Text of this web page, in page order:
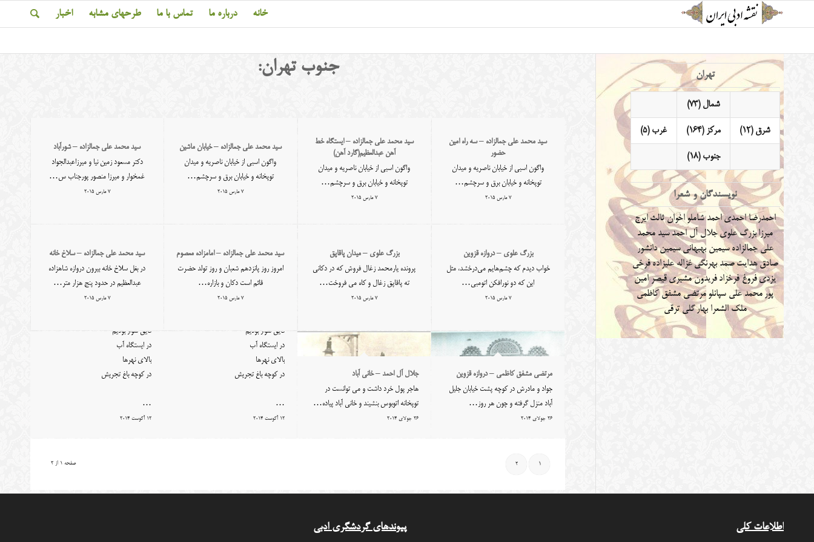
خانه درباره ما تماس با ما طرحهای مشابه اخبار
جنوب تهران:
سید محمد علی جمالزاده – شورآباد
دکتر مسعود زمین نیا و میرزاعبدالجواد
غمخوار و میرزا منصور پورجناب س…
7 مارس 2015
سید محمد علی جمالزاده – خیابان ماشین
واگون اسبی از خیابان ناصریه و میدان
توپخانه و خیابان برق و سرچشم…
7 مارس 2015
سید محمد علی جمالزاده – ایستگاه خط
آهن عبدالعظیم(گارد آهن)
واگون اسبی از خیابان ناصریه و میدان
توپخانه و خیابان برق و سرچشم…
7 مارس 2015
سید محمد علی جمالزاده – سه راه امین
حضور
واگون اسبی از خیابان ناصریه و میدان
توپخانه و خیابان برق و سرچشم…
7 مارس 2015
سید محمد علی جمالزاده – سلاخ خانه
در بغل سلاخ خانه بیرون دروازه شاهزاده
عبدالعظیم در حدود پنج هزار متر…
7 مارس 2015
سید محمد علی جمالزاده – امامزاده معصوم
امروز روز پانزدهم شعبان و روز تولد حضرت
قائم است دکان و بازاره…
7 مارس 2015
بزرگ علوی – میدان پاقاپق
پرونده یارمحمد زغال فروش که در دکانی
ته پاقاپق زغال و کاه می فروخت…
7 مارس 2015
بزرگ علوی – دروازه قزوین
خواب دیدم که چشم‌هایم می‌درخشد، مثل
این که دو نورافکن اتومبی…
7 مارس 2015
قایق سوار بودیم
در ایستگاه آب
بالای نهرها
در کوچه باغ تجریش
…
12 آگوست 2014
قایق سوار بودیم
در ایستگاه آب
بالای نهرها
در کوچه باغ تجریش
…
12 آگوست 2014
جلال آل احمد – خانی آباد
هاجر پول خرد داشت و می توانست در
توپخانه اتوبوس بنشیند و خانی آباد پیاده…
26 جولای 2014
مرتضی مشفق کاظمی – دروازه قزوین
جواد و مادرش در کوچه پشت خیابان جلیل
آباد منزل گرفته و چون هر روز…
26 جولای 2014
صفحه 1 از 2 1
2
تهران
شمال (73)
شرق (12) مرکز (164) غرب (5)
جنوب (18)
نویسندگان و شعرا
احمدرضا احمدیاحمد شاملواخوان ثالث ایرج
میرزابزرگ علوی جلال آل احمد سید محمد
علی جمالزاده سیمین بهبهانیسیمین دانشور
صادق هدایتصمد بهرنگیغزاله علیزادهفرخی
یزدیفروغ فرخزاد فریدون مشیری قیصر امین
پور محمد علی سپانلو مرتضی مشفق کاظمی
ملک الشعرا بهارگلی ترقی
اطلاعات کلی پیوندهای گردشگری ادبی